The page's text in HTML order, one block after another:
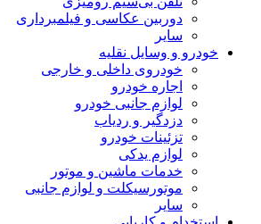
دوربین عکاسی و فیلمبرداری
سایر
خودرو و وسایل نقلیه
خودروی داخلی و خارجی
اجاره خودرو
لوازم جانبی خودرو
دزدگیر و ردیاب
تزئینات خودرو
لوازم یدکی
خدمات ماشین و موتور
موتورسیکلت و لوازم جانبی
سایر